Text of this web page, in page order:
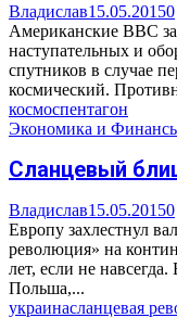
Владислав15.05.20150
Американские ВВС
наступательных и
спутников в случае
космический.
космоспентагон
Экономика и
Сланцевый
Владислав15.05.20150
Европу захлестнул
революция» на
лет, если не
Польша,...
украинасланцевая